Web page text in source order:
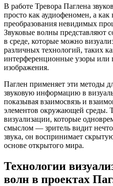
В работе Тревора Паглена
просто как аудиофеномен, а
преобразования невидимых
Звуковые волны представляют
в среде, которые можно
различных технологий, таких
интерференционные узоры или
изображения.
Паглен применяет эти методы
звуковую информацию в
показывая взаимосвязь и
элементов окружающей среды.
визуализации, которые
смыслом — зритель видит
звука, он воспринимает
основе открытого мира.
Технологии
волн в проектах